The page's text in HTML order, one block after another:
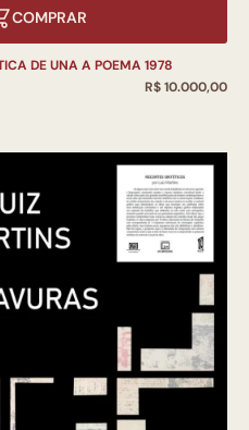
COMPRAR
DE UNA A POEMA 1978
R$ 10.000,00